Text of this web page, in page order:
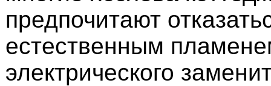
предпочитают
естественным
электрического